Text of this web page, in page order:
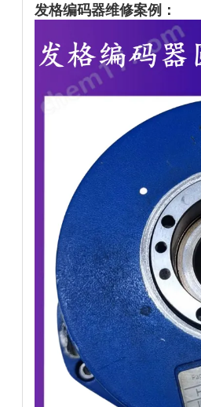
发格编码器维修案例：